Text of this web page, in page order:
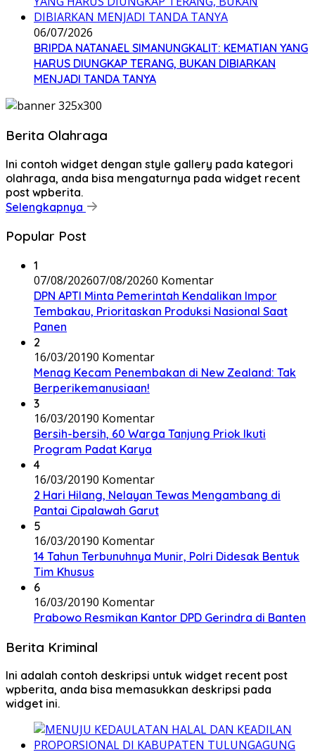
06/07/2026
BRIPDA NATANAEL SIMANUNGKALIT: KEMATIAN YANG
HARUS DIUNGKAP TERANG, BUKAN DIBIARKAN
MENJADI TANDA TANYA
Berita Olahraga
Ini contoh widget dengan style gallery pada kategori
olahraga, anda bisa mengaturnya pada widget recent
post wpberita.
Selengkapnya
Popular Post
1
07/08/202607/08/20260 Komentar
DPN APTI Minta Pemerintah Kendalikan Impor
Tembakau, Prioritaskan Produksi Nasional Saat
Panen
2
16/03/20190 Komentar
Menag Kecam Penembakan di New Zealand: Tak
Berperikemanusiaan!
3
16/03/20190 Komentar
Bersih-bersih, 60 Warga Tanjung Priok Ikuti
Program Padat Karya
4
16/03/20190 Komentar
2 Hari Hilang, Nelayan Tewas Mengambang di
Pantai Cipalawah Garut
5
16/03/20190 Komentar
14 Tahun Terbunuhnya Munir, Polri Didesak Bentuk
Tim Khusus
6
16/03/20190 Komentar
Prabowo Resmikan Kantor DPD Gerindra di Banten
Berita Kriminal
Ini adalah contoh deskripsi untuk widget recent post
wpberita, anda bisa memasukkan deskripsi pada
widget ini.